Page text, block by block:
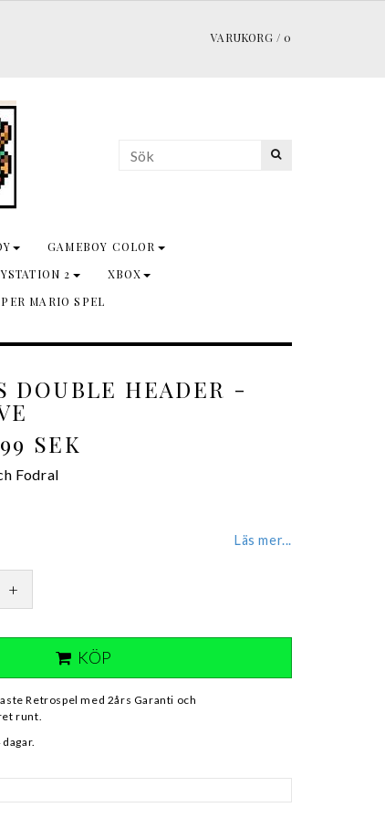
VARUKORG / 0
GAMEBOY COLOR
2
XBOX
MARIO SPEL
DOUBLE HEADER -
SEK
Fodral
Läs mer...
+
KÖP
Retrospel med 2års Garanti och
runt.